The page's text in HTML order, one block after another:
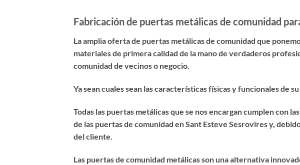
Fabricación de puertas metálicas de comunidad
La amplia oferta de puertas metálicas de comunidad que
materiales de primera calidad de la mano de verdaderos
comunidad de vecinos o negocio.
Ya sean cuales sean las características físicas y funcionales de
Todas las puertas metálicas que se nos encargan cumplen con
de las puertas de comunidad en Sant Esteve Sesrovires y,
del cliente.
Las puertas de comunidad metálicas son una alternativa